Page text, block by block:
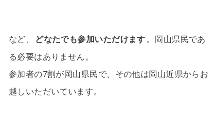
など、 どなたでも参加いただけます 。岡山県民であ
る必要はありません。
参加者の7割が岡山県民で、その他は岡山近県からお
越しいただいています。